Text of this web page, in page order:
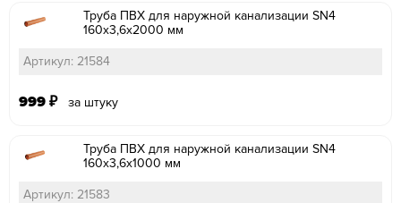
Труба ПВХ для наружной канализации SN4
160х3,6х2000 мм
Артикул: 21584
999 ₽ за штуку
Труба ПВХ для наружной канализации SN4
160х3,6х1000 мм
Артикул: 21583